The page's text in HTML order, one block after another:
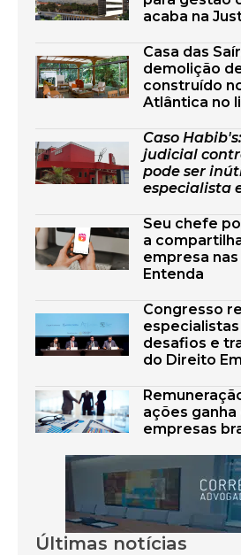
acaba na
Casa das
demolição
construído
Atlântica no
Caso
judicial
pode ser
especialista
Seu chefe
a
empresa
Entenda
Congresso
desafios e
do Direito
ações ganha
empresas
Últimas notícias